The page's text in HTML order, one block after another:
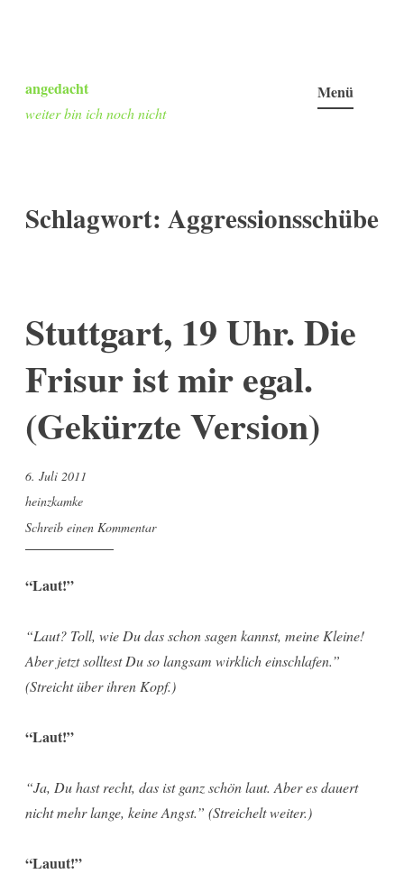
Inhalt
springen
angedacht
weiter bin ich noch nicht
Menü
Schlagwort: Aggressionsschübe
Stuttgart, 19 Uhr. Die
Frisur ist mir egal.
(Gekürzte Version)
6. Juli 2011
heinzkamke
Schreib einen Kommentar
“Laut!”
“Laut? Toll, wie Du das schon sagen kannst, meine Kleine!
Aber jetzt solltest Du so langsam wirklich einschlafen.”
(Streicht über ihren Kopf.)
“Laut!”
“Ja, Du hast recht, das ist ganz schön laut. Aber es dauert
nicht mehr lange, keine Angst.” (Streichelt weiter.)
“Lauut!”